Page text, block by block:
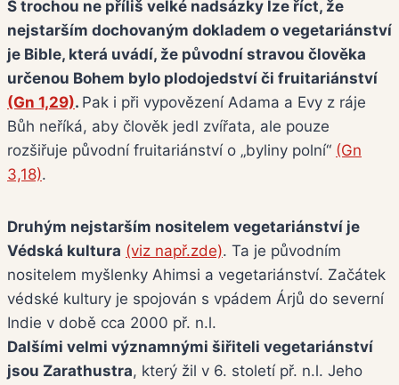
S trochou ne příliš velké nadsázky lze říct, že
nejstarším dochovaným dokladem o vegetariánství
je Bible, která uvádí, že původní stravou člověka
určenou Bohem bylo plodojedství či fruitariánství
(Gn 1,29). Pak i při vypovězení Adama a Evy z ráje
Bůh neříká, aby člověk jedl zvířata, ale pouze
rozšiřuje původní fruitariánství o „byliny polní“ (Gn
3,18).
Druhým nejstarším nositelem vegetariánství je
Védská kultura (viz např.zde). Ta je původním
nositelem myšlenky Ahimsi a vegetariánství. Začátek
védské kultury je spojován s vpádem Árjů do severní
Indie v době cca 2000 př. n.l.
Dalšími velmi významnými šiřiteli vegetariánství
jsou Zarathustra, který žil v 6. století př. n.l. Jeho